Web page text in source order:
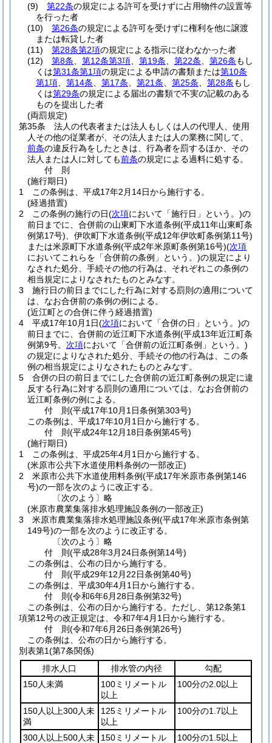
(9)
第22条の規定による許可を受けずに占用物件の設置等
を行った者
(10)
第26条の規定による許可を受けずに権利を他に譲渡
または転貸した者
(11)
第28条第2項の規定による指示に従わなかった者
(12)
第8条 第12条第3項 第19条 第22条 第26条もし
くは第31条第1項の規定による申請の書類または第10条
第1項
第14条 第17条 第21条 第25条 第28条もし
くは第29条の規定による届出の書類で不実の記載のある
ものを提出した者
(両罰規定)
第35条
法人の代表者または法人もしくは人の代理人、使用
人その他の従業者が、その法人または人の業務に関して、
前条の違反行為をしたときは、行為者を罰するほか、その
法人または人に対しても前条の規定による過料に処する。
付 則
(施行期日)
1
この条例は、平成17年2月14日から施行する。
(経過措置)
2
この条例の施行の日(次項において「施行日」という。)の
前日までに、合併前の山東町下水道条例(平成11年山東町条
例第17号) 、伊吹町下水道条例(平成12年伊吹町条例第11号)
または米原町下水道条例(平成2年米原町条例第16号)(次項
においてこれらを「合併前の条例」という。)の規定により
なされた処分、手続その他の行為は、それぞれこの条例の
相当規定によりなされたものとみなす。
3
施行日の前日までにした行為に対する罰則の適用について
は、なお合併前の条例の例による。
(近江町との合併に伴う経過措置)
4
平成17年10月1日(次項において「合併の日」という。)の
前日までに、合併前の近江町下水道条例(平成13年近江町条
例第9号。 次項において「合併前の近江町条例」という。)
の規定によりなされた処分、手続その他の行為は、この条
例の相当規定によりなされたものとみなす。
5
合併の日の前日までにした合併前の近江町条例の規定に違
反する行為に対する罰則の適用については、なお合併前の
近江町条例の例による。
付 則(平成17年10月1日条例第303号)
この条例は、平成17年10月1日から施行する。
付 則(平成24年12月18日条例第45号)
(施行期日)
1
この条例は、平成25年4月1日から施行する。
(米原市公共下水道使用料条例の一部改正)
2
米原市公共下水道使用料条例(平成17年米原市条例第146
号)の一部を次のように改正する。
〔次のよう〕略
(米原市農業集落排水処理施設条例の一部改正)
3
米原市農業集落排水処理施設条例(平成17年米原市条例第
149号)の一部を次のように改正する。
〔次のよう〕略
付 則(平成28年3月24日条例第14号)
この条例は、公布の日から施行する。
付 則(平成29年12月22日条例第40号)
この条例は、平成30年4月1日から施行する。
付 則(令和6年6月28日条例第32号)
この条例は、公布の日から施行する。 ただし、第12条第1
項第12号の改正規定は、令和7年4月1日から施行する。
付 則(令和7年6月26日条例第26号)
この条例は、公布の日から施行する。
別表第1(第7条関係)
排水人口
排水管の内径
勾配
150人未満
100ミリメートル
以上
100分の2.0以上
150人以上300人未
満
125ミリメートル
以上
100分の1.7以上
300人以上500人未 150ミリメートル 100分の1.5以上